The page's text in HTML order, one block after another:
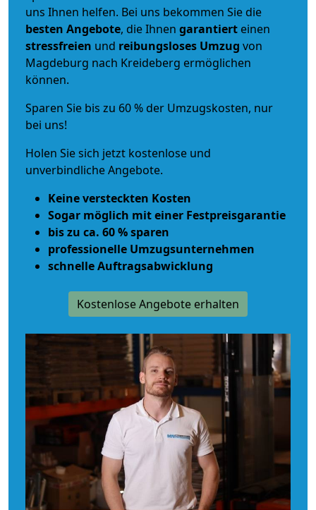
uns Ihnen helfen. Bei uns bekommen Sie die
besten Angebote, die Ihnen garantiert einen
stressfreien und reibungsloses Umzug von
Magdeburg nach Kreideberg ermöglichen
können.
Sparen Sie bis zu 60 % der Umzugskosten, nur
bei uns!
Holen Sie sich jetzt kostenlose und
unverbindliche Angebote.
Keine versteckten Kosten
Sogar möglich mit einer Festpreisgarantie
bis zu ca. 60 % sparen
professionelle Umzugsunternehmen
schnelle Auftragsabwicklung
Kostenlose Angebote erhalten